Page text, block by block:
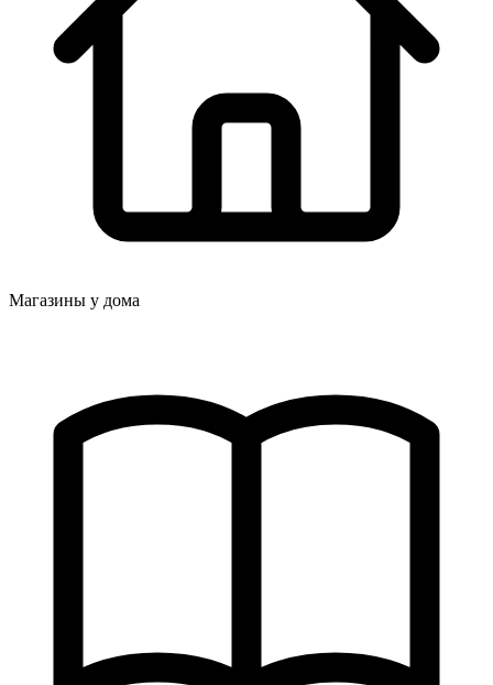
Магазины у дома